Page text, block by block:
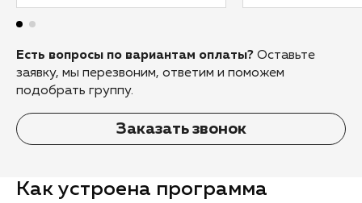
Есть вопросы по вариантам оплаты? Оставьте
заявку, мы перезвоним, ответим и поможем
подобрать группу.
Заказать звонок
Как устроена программа